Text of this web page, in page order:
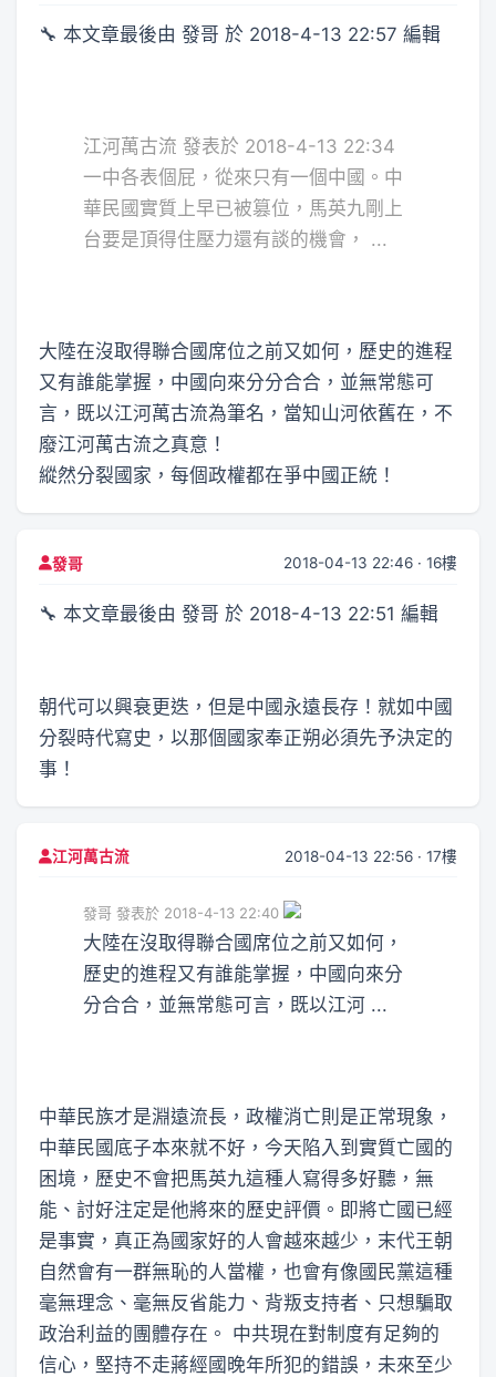
🔧 本文章最後由 發哥 於 2018-4-13 22:57 編輯
江河萬古流 發表於 2018-4-13 22:34
一中各表個屁，從來只有一個中國。中
華民國實質上早已被篡位，馬英九剛上
台要是頂得住壓力還有談的機會， ...
大陸在沒取得聯合國席位之前又如何，歷史的進程
又有誰能掌握，中國向來分分合合，並無常態可
言，既以江河萬古流為筆名，當知山河依舊在，不
廢江河萬古流之真意！
縱然分裂國家，每個政權都在爭中國正統！
發哥 2018-04-13 22:46 · 16樓
🔧 本文章最後由 發哥 於 2018-4-13 22:51 編輯
朝代可以興衰更迭，但是中國永遠長存！就如中國
分裂時代寫史，以那個國家奉正朔必須先予決定的
事！
江河萬古流 2018-04-13 22:56 · 17樓
發哥 發表於 2018-4-13 22:40
大陸在沒取得聯合國席位之前又如何，
歷史的進程又有誰能掌握，中國向來分
分合合，並無常態可言，既以江河 ...
中華民族才是淵遠流長，政權消亡則是正常現象，
中華民國底子本來就不好，今天陷入到實質亡國的
困境，歷史不會把馬英九這種人寫得多好聽，無
能、討好注定是他將來的歷史評價。即將亡國已經
是事實，真正為國家好的人會越來越少，末代王朝
自然會有一群無恥的人當權，也會有像國民黨這種
毫無理念、毫無反省能力、背叛支持者、只想騙取
政治利益的團體存在。 中共現在對制度有足夠的
信心，堅持不走蔣經國晚年所犯的錯誤，未來至少